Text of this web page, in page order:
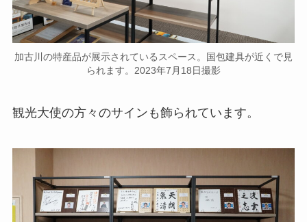
加古川の特産品が展示されているスペース。国包建具が近くで見
られます。2023年7月18日撮影
観光大使の方々のサインも飾られています。